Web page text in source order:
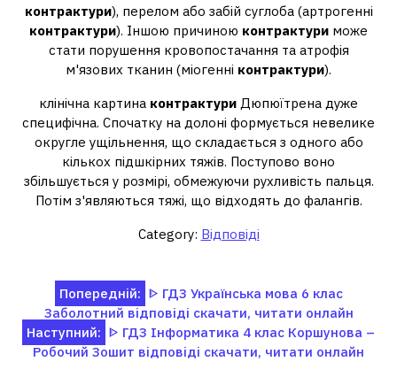
контрактури), перелом або забій суглоба (артрогенні
контрактури). Іншою причиною контрактури може
стати порушення кровопостачання та атрофія
м'язових тканин (міогенні контрактури).
клінічна картина контрактури Дюпюїтрена дуже
специфічна. Спочатку на долоні формується невелике
округле ущільнення, що складається з одного або
кількох підшкірних тяжів. Поступово воно
збільшується у розмірі, обмежуючи рухливість пальця.
Потім з'являються тяжі, що відходять до фалангів.
Category: Відповіді
Навігація
записів
Попередній: ᐈ ГДЗ Українська мова 6 клас
Заболотний відповіді скачати, читати онлайн
Наступний: ᐈ ГДЗ Інформатика 4 клас Коршунова –
Робочий Зошит відповіді скачати, читати онлайн